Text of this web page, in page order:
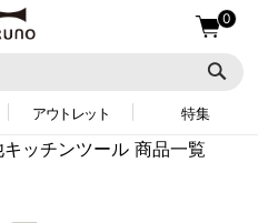
0
アウトレット 特集
キッチンツール 商品一覧